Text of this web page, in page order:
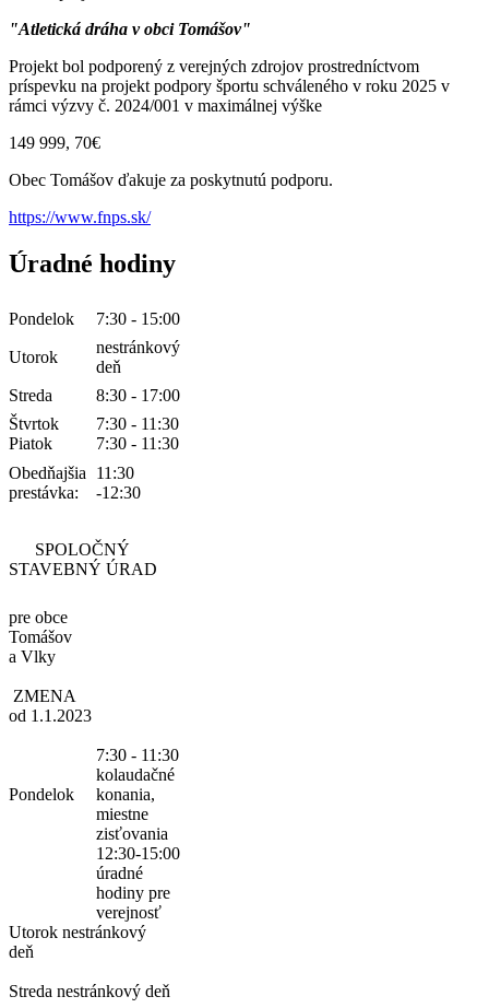
"Atletická dráha v obci Tomášov"
Projekt bol podporený z verejných zdrojov prostredníctvom
príspevku na projekt podpory športu schváleného v roku 2025 v
rámci výzvy č. 2024/001 v maximálnej výške
149 999, 70€
Obec Tomášov ďakuje za poskytnutú podporu.
https://www.fnps.sk/
Úradné hodiny
Pondelok 7:30 - 15:00
Utorok
nestránkový
deň
Streda
8:30 - 17:00
Štvrtok
7:30 - 11:30
Piatok
7:30 - 11:30
Obedňajšia
prestávka:
11:30
-12:30
SPOLOČNÝ
STAVEBNÝ ÚRAD
pre obce
Tomášov
a Vlky
ZMENA
od 1.1.2023
Pondelok
7:30 - 11:30
kolaudačné
konania,
miestne
zisťovania
12:30-15:00
úradné
hodiny pre
verejnosť
Utorok nestránkový
deň
Streda nestránkový deň